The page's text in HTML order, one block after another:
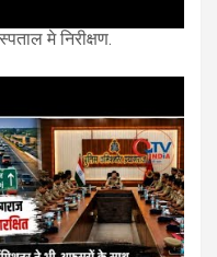
मे निरीक्षण.